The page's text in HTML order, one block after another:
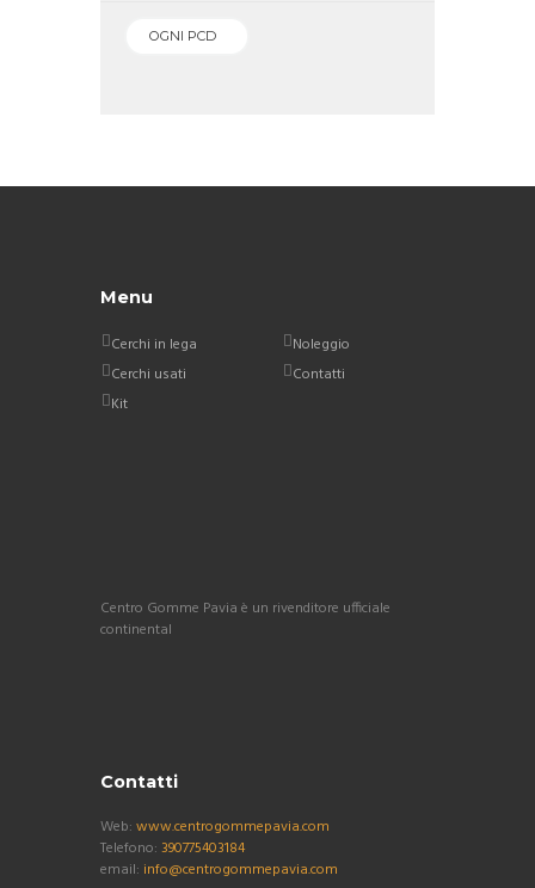
Menu
Cerchi in lega
Cerchi usati
Kit
Noleggio
Contatti
Centro Gomme Pavia è un rivenditore ufficiale
continental
Contatti
Web: www.centrogommepavia.com
Telefono: 390775403184
email: info@centrogommepavia.com